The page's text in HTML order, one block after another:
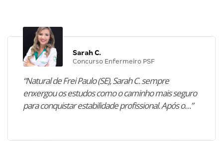
Sarah C.
Concurso Enfermeiro PSF
“Natural de Frei Paulo (SE), Sarah C. sempre
enxergou os estudos como o caminho mais seguro
para conquistar estabilidade profissional. Após o…”